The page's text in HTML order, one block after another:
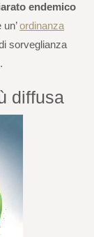
endemico
un’ordinanza
sorveglianza
diffusa